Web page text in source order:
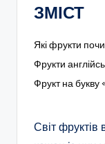
ЗМІСТ
Які фрукти
Фрукти
Фрукт на
Світ фруктів